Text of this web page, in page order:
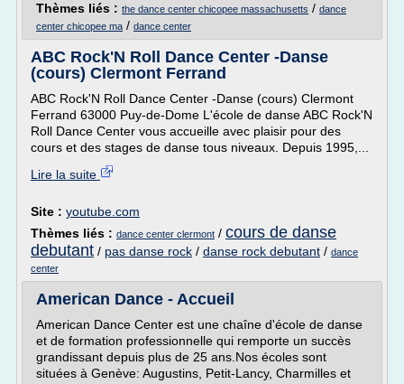
Thèmes liés : the dance center chicopee massachusetts / dance
center chicopee ma / dance center
ABC Rock'N Roll Dance Center -Danse
(cours) Clermont Ferrand
ABC Rock'N Roll Dance Center -Danse (cours) Clermont
Ferrand 63000 Puy-de-Dome L'école de danse ABC Rock'N
Roll Dance Center vous accueille avec plaisir pour des
cours et des stages de danse tous niveaux. Depuis 1995,...
Lire la suite
Site : youtube.com
Thèmes liés : dance center clermont / cours de danse
debutant / pas danse rock / danse rock debutant / dance
center
American Dance - Accueil
American Dance Center est une chaîne d'école de danse
et de formation professionnelle qui remporte un succès
grandissant depuis plus de 25 ans.Nos écoles sont
situées à Genève: Augustins, Petit-Lancy, Charmilles et